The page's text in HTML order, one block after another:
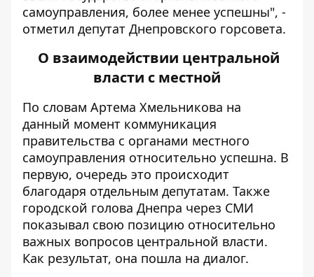
самоуправления, более менее успешны", -
отметил депутат Днепровского горсовета.
О взаимодействии центральной
власти с местной
По словам Артема Хмельникова на
данный момент коммуникация
правительства с органами местного
самоуправления относительно успешна. В
первую, очередь это происходит
благодаря отдельным депутатам. Также
городской голова Днепра через СМИ
показывал свою позицию относительно
важных вопросов центральной власти.
Как результат, она пошла на диалог.